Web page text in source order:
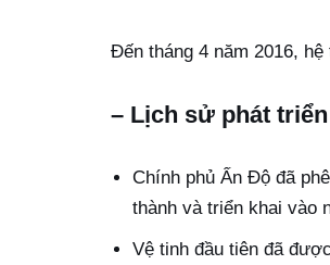
Đến tháng 4 năm 2016,
– Lịch sử phát
Chính phủ Ấn Độ đã
thành và triển khai vào
Vệ tinh đầu tiên đã